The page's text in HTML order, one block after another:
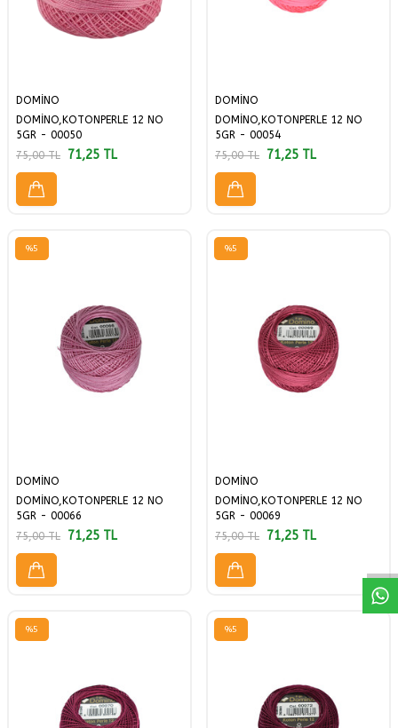
DOMİNO
DOMİNO,KOTONPERLE 12 NO
5GR - 00050
75,00TL 71,25 TL
DOMİNO
DOMİNO,KOTONPERLE 12 NO
5GR - 00054
75,00TL 71,25 TL
%5
DOMİNO
DOMİNO,KOTONPERLE 12 NO
5GR - 00066
75,00TL 71,25 TL
%5
DOMİNO
DOMİNO,KOTONPERLE 12 NO
5GR - 00069
75,00TL 71,25 TL
%5 %5